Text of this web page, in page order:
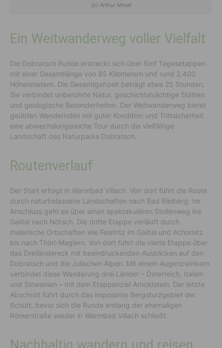
(c) Arthur Mrsel
Ein Weitwanderweg voller Vielfalt
Die Dobratsch Runde erstreckt sich über fünf Tagesetappen
mit einer Gesamtlänge von 85 Kilometern und rund 2.400
Höhenmetern. Die Gesamtgehzeit beträgt etwa 25 Stunden.
Sie verbindet unberührte Natur, geschichtsträchtige Stätten
und geologische Besonderheiten. Der Weitwanderweg bietet
geübten Wandernden mit guter Kondition und Trittsicherheit
eine abwechslungsreiche Tour durch die vielfältige
Landschaft des Naturparks Dobratsch.
Routenverlauf
Der Start erfolgt in Warmbad Villach. Von dort führt die Route
durch naturbelassene Landschaften nach Bad Bleiberg. Im
Anschluss geht es über einen spektakulären Stollenweg ins
Gailtal nach Nötsch. Die dritte Etappe verläuft durch
malerische Ortschaften wie Feistritz im Gailtal und Achomitz
bis nach Thörl-Maglern. Von dort führt die vierte Etappe über
das Dreiländereck mit beeindruckenden Ausblicken auf den
Dobratsch und die Julischen Alpen. Mit einem Augenzwinkern
verbindet diese Wanderung drei Länder – Österreich, Italien
und Slowenien – mit dem Etappenziel Arnoldstein. Der letzte
Abschnitt führt durch das imposante Bergsturzgebiet der
Schütt, bevor sich die Runde entlang der ehemaligen
Römerstraße wieder in Warmbad Villach schließt.